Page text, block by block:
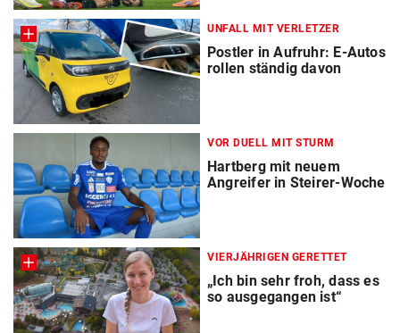
UNFALL MIT VERLETZER
Postler in Aufruhr: E-Autos
rollen ständig davon
VOR DUELL MIT STURM
Hartberg mit neuem
Angreifer in Steirer-Woche
VIERJÄHRIGEN GERETTET
„Ich bin sehr froh, dass es
so ausgegangen ist“